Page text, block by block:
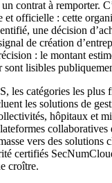
un contrat à remporter.
et officielle : cette
une décision
de création
: le montant
sont lisibles
les catégories les plus
les solutions de
hôpitaux et
collaboratives
vers des solutions
certifiés
croître.